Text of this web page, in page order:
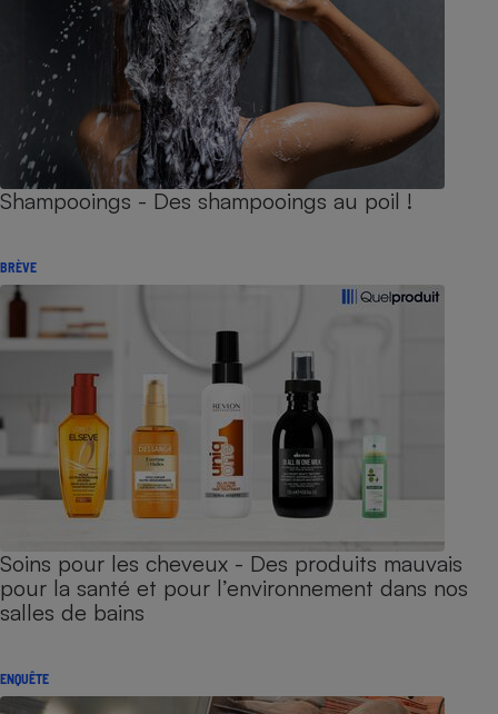
Shampooings - Des shampooings au poil !
BRÈVE
Soins pour les cheveux - Des produits mauvais
pour la santé et pour l’environnement dans nos
salles de bains
ENQUÊTE